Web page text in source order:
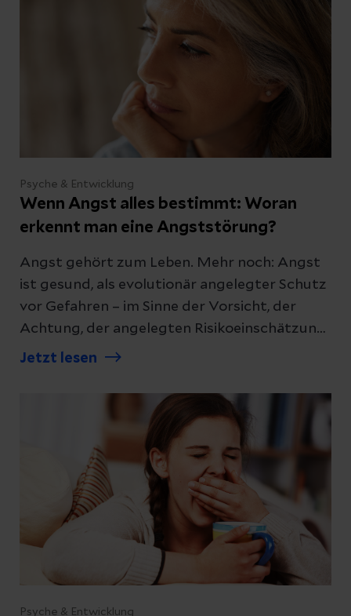
Psyche & Entwicklung
Wenn Angst alles bestimmt: Woran
erkennt man eine Angststörung?
Angst gehört zum Leben. Mehr noch: Angst
ist gesund, als evolutionär angelegter Schutz
vor Gefahren – im Sinne der Vorsicht, der
Achtung, der angelegten Risikoeinschätzung
und der Handlungsbereitschaft. Doch
Panik oder auch übergroße Sorgen ohne
Anlass. Wir erklären, wann eine Angststörung
dahintersteckt und wie sie behandelt werden
Jetzt lesen
Psyche & Entwicklung